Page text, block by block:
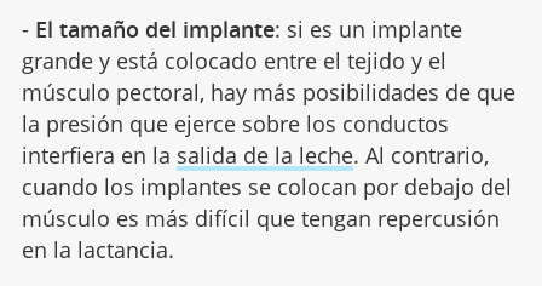
- El tamaño del implante: si es un implante
grande y está colocado entre el tejido y el
músculo pectoral, hay más posibilidades de que
la presión que ejerce sobre los conductos
interfiera en la salida de la leche. Al contrario,
cuando los implantes se colocan por debajo del
músculo es más difícil que tengan repercusión
en la lactancia.